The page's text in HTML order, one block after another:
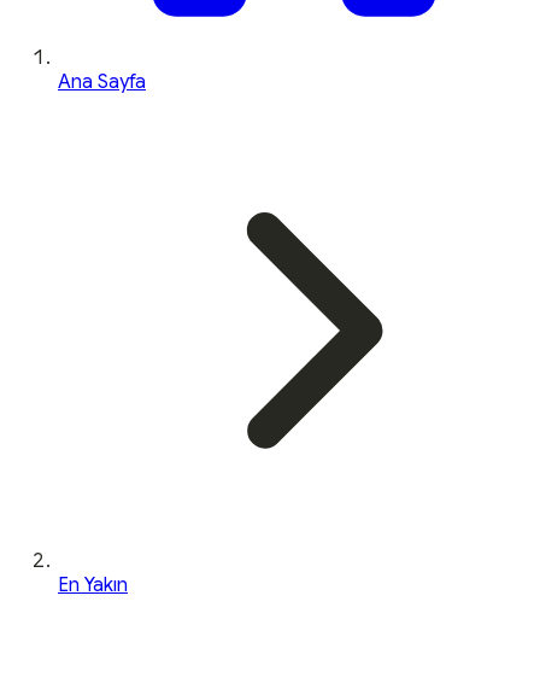
Ana Sayfa
En Yakın